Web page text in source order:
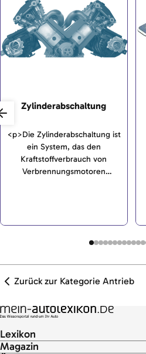
Zylinderabschaltung
<p>Die Zylinderabschaltung ist
ein System, das den
Kraftstoffverbrauch von
Verbrennungsmotoren
Zurück zur Kategorie Antrieb
Lexikon
Magazin